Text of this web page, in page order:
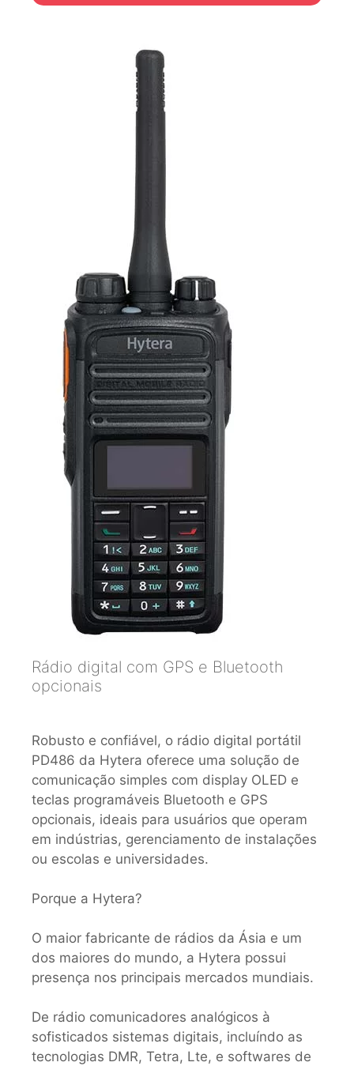
Rádio digital com GPS e Bluetooth
opcionais
Robusto e confiável, o rádio digital portátil
PD486 da Hytera oferece uma solução de
comunicação simples com display OLED e
teclas programáveis Bluetooth e GPS
opcionais, ideais para usuários que operam
em indústrias, gerenciamento de instalações
ou escolas e universidades.
Porque a Hytera?
O maior fabricante de rádios da Ásia e um
dos maiores do mundo, a Hytera possui
presença nos principais mercados mundiais.
De rádio comunicadores analógicos à
sofisticados sistemas digitais, incluíndo as
tecnologias DMR, Tetra, Lte, e softwares de